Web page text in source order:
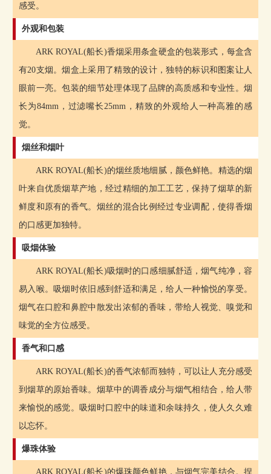
感受。
外观和包装
ARK ROYAL(船长)香烟采用条盒硬盒的包装形式，每盒含
有20支烟。烟盒上采用了精致的设计，独特的标识和图案让人
眼前一亮。包装的细节处理体现了品牌的高质感和专业性。烟
长为84mm，过滤嘴长25mm，精致的外观给人一种高雅的感
觉。
烟丝和烟叶
ARK ROYAL(船长)的烟丝质地细腻，颜色鲜艳。精选的烟
叶来自优质烟草产地，经过精细的加工工艺，保持了烟草的新
鲜度和原有的香气。烟丝的混合比例经过专业调配，使得香烟
的口感更加独特。
吸烟体验
ARK ROYAL(船长)吸烟时的口感细腻舒适，烟气纯净，容
易入喉。吸烟时依旧感到舒适和满足，给人一种愉悦的享受。
烟气在口腔和鼻腔中散发出浓郁的香味，带给人视觉、嗅觉和
味觉的全方位感受。
香气和口感
ARK ROYAL(船长)的香气浓郁而独特，可以让人充分感受
到烟草的原始香味。烟草中的调香成分与烟气相结合，给人带
来愉悦的感觉。吸烟时口腔中的味道和余味持久，使人久久难
以忘怀。
爆珠体验
ARK ROYAL(船长)的爆珠颜色鲜艳，与烟气完美结合。捏